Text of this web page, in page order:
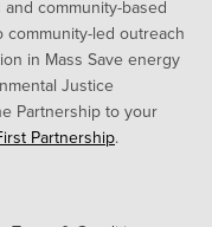
in Mass Save energy
Justice
Partnership to your
Partnership